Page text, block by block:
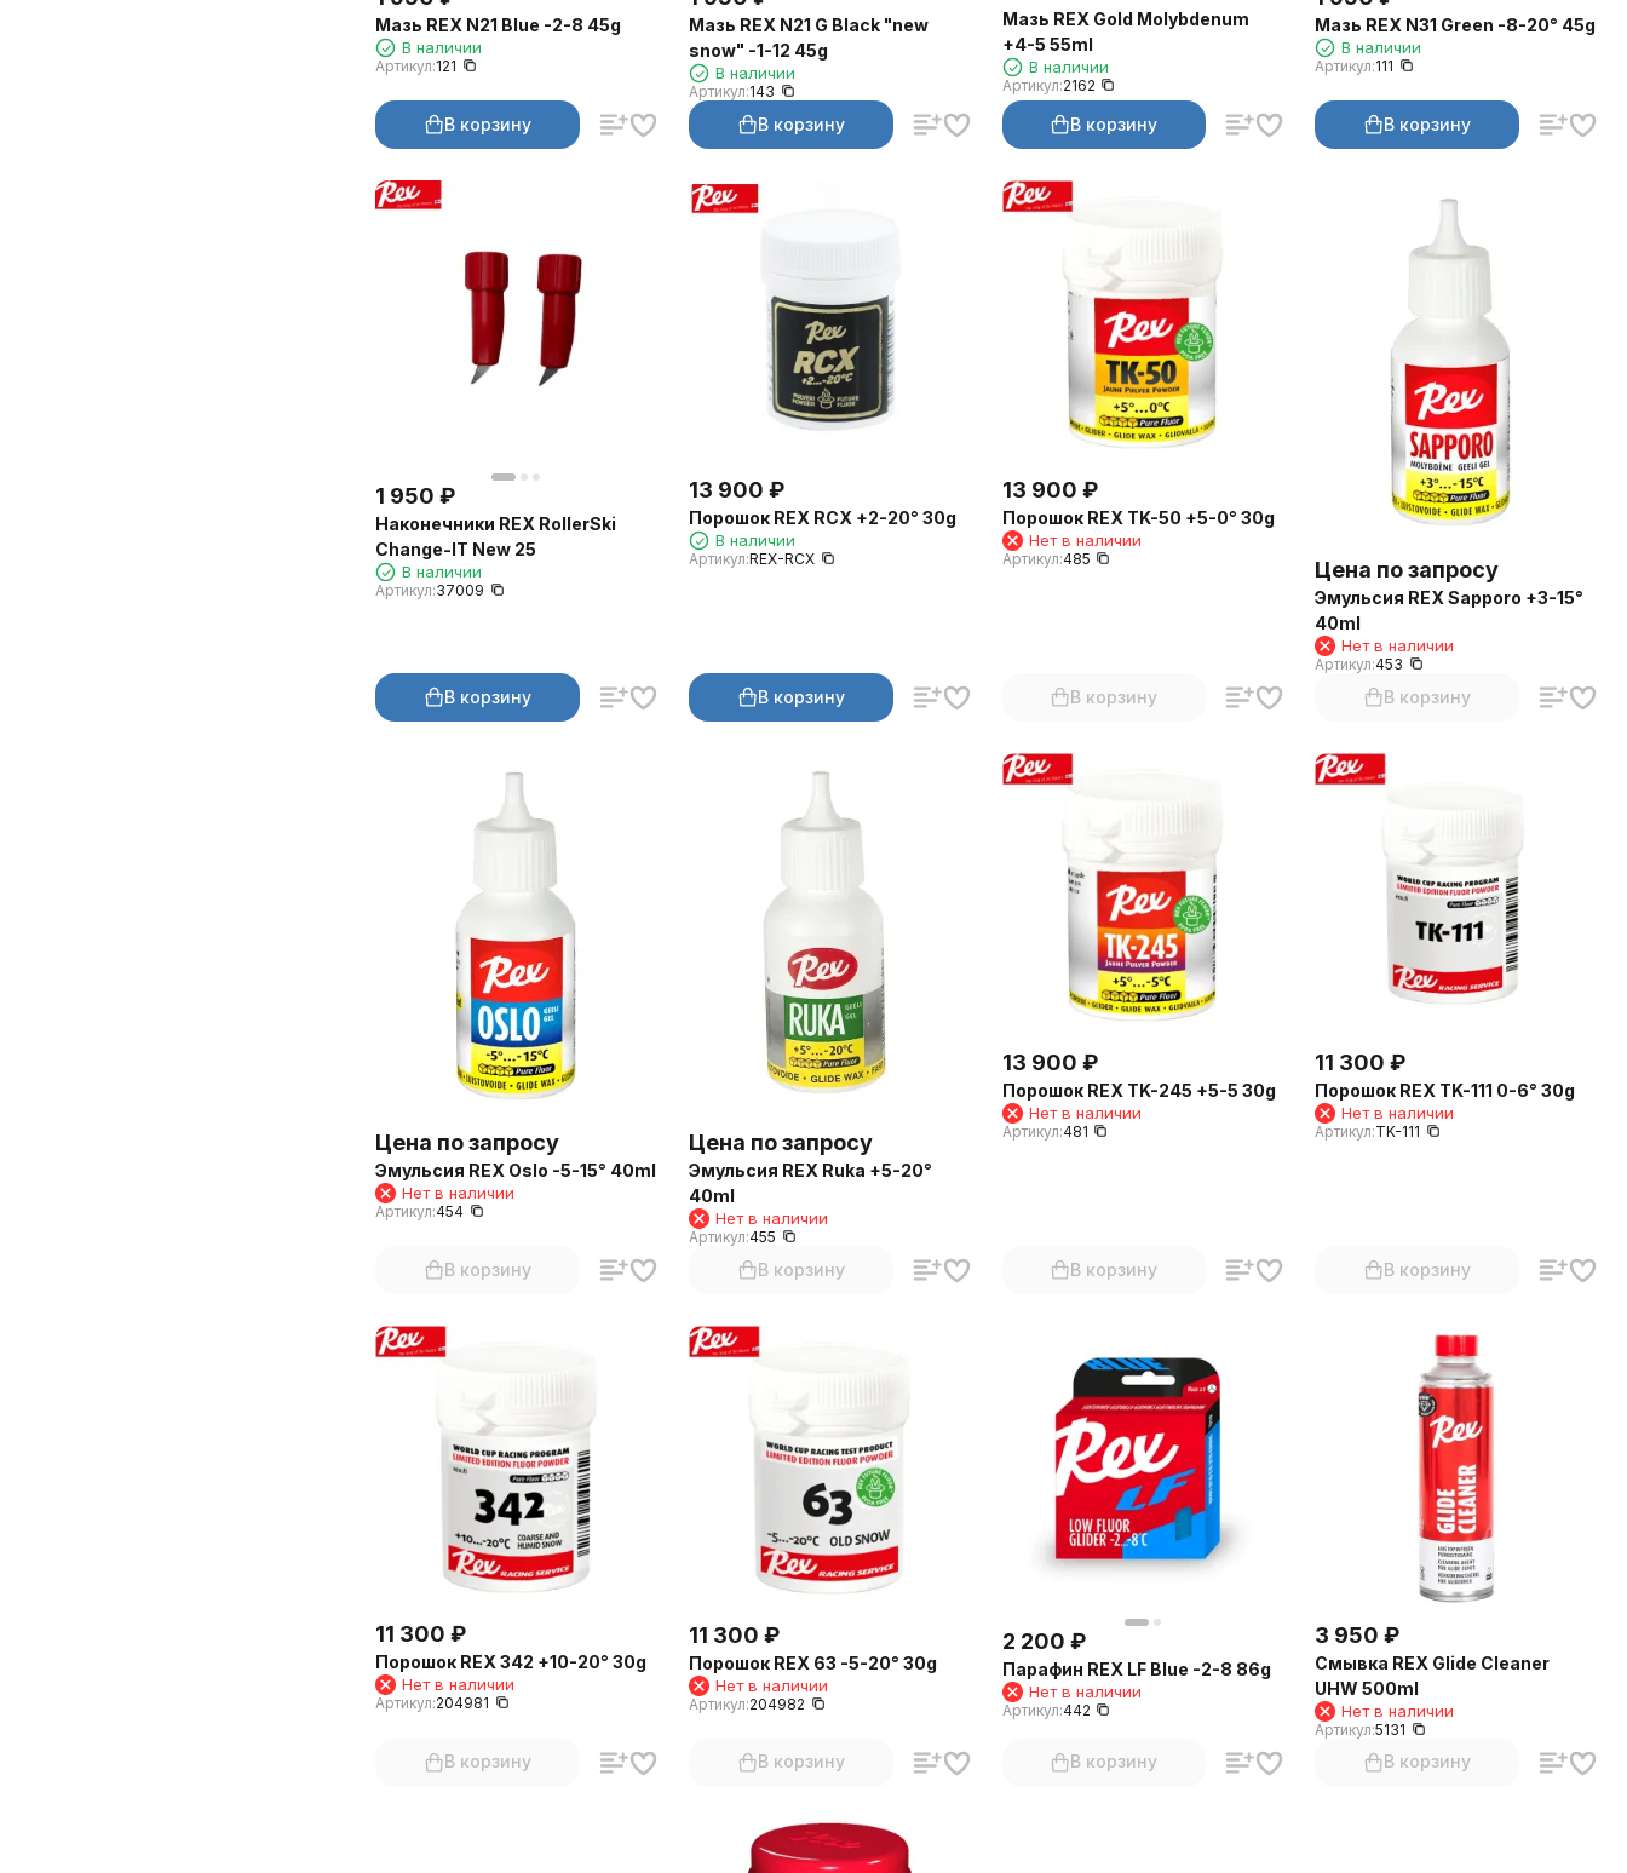
Мазь REX N21 Blue -2-8 45g
В наличии
Артикул:121
В корзину
Мазь REX N21 G Black "new
snow" -1-12 45g
В наличии
Артикул:143
В корзину
Мазь REX Gold Molybdenum
+4-5 55ml
В наличии
Артикул:2162
В корзину
Мазь REX N31 Green -8-20° 45g
В наличии
Артикул:111
В корзину
1 950 ₽
Наконечники REX RollerSki
Change-IT New 25
В наличии
Артикул:37009
В корзину
13 900 ₽
Порошок REX RCX +2-20° 30g
В наличии
Артикул:REX-RCX
В корзину
13 900 ₽
Порошок REX TK-50 +5-0° 30g
Нет в наличии
Артикул:485
В корзину
Цена по запросу
Эмульсия REX Sapporo +3-15°
40ml
Нет в наличии
Артикул:453
В корзину
Цена по запросу
Эмульсия REX Oslo -5-15° 40ml
Нет в наличии
Артикул:454
В корзину
Цена по запросу
Эмульсия REX Ruka +5-20°
40ml
Нет в наличии
Артикул:455
В корзину
13 900 ₽
Порошок REX TK-245 +5-5 30g
Нет в наличии
Артикул:481
В корзину
11 300 ₽
Порошок REX TK-111 0-6° 30g
Нет в наличии
Артикул:TK-111
В корзину
11 300 ₽
Порошок REX 342 +10-20° 30g
Нет в наличии
Артикул:204981
В корзину
11 300 ₽
Порошок REX 63 -5-20° 30g
Нет в наличии
Артикул:204982
В корзину
2 200 ₽
Парафин REX LF Blue -2-8 86g
Нет в наличии
Артикул:442
В корзину
3 950 ₽
Смывка REX Glide Cleaner
UHW 500ml
Нет в наличии
Артикул:5131
В корзину